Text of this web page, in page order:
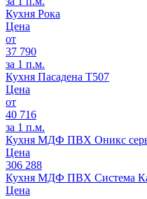
Кухня Рока
Цена
от
37 790
за 1 п.м.
Кухня Пасадена Т507
Цена
от
40 716
за 1 п.м.
Кухня МДФ ПВХ Оникс
Цена
306 288
Кухня МДФ ПВХ Система
Цена